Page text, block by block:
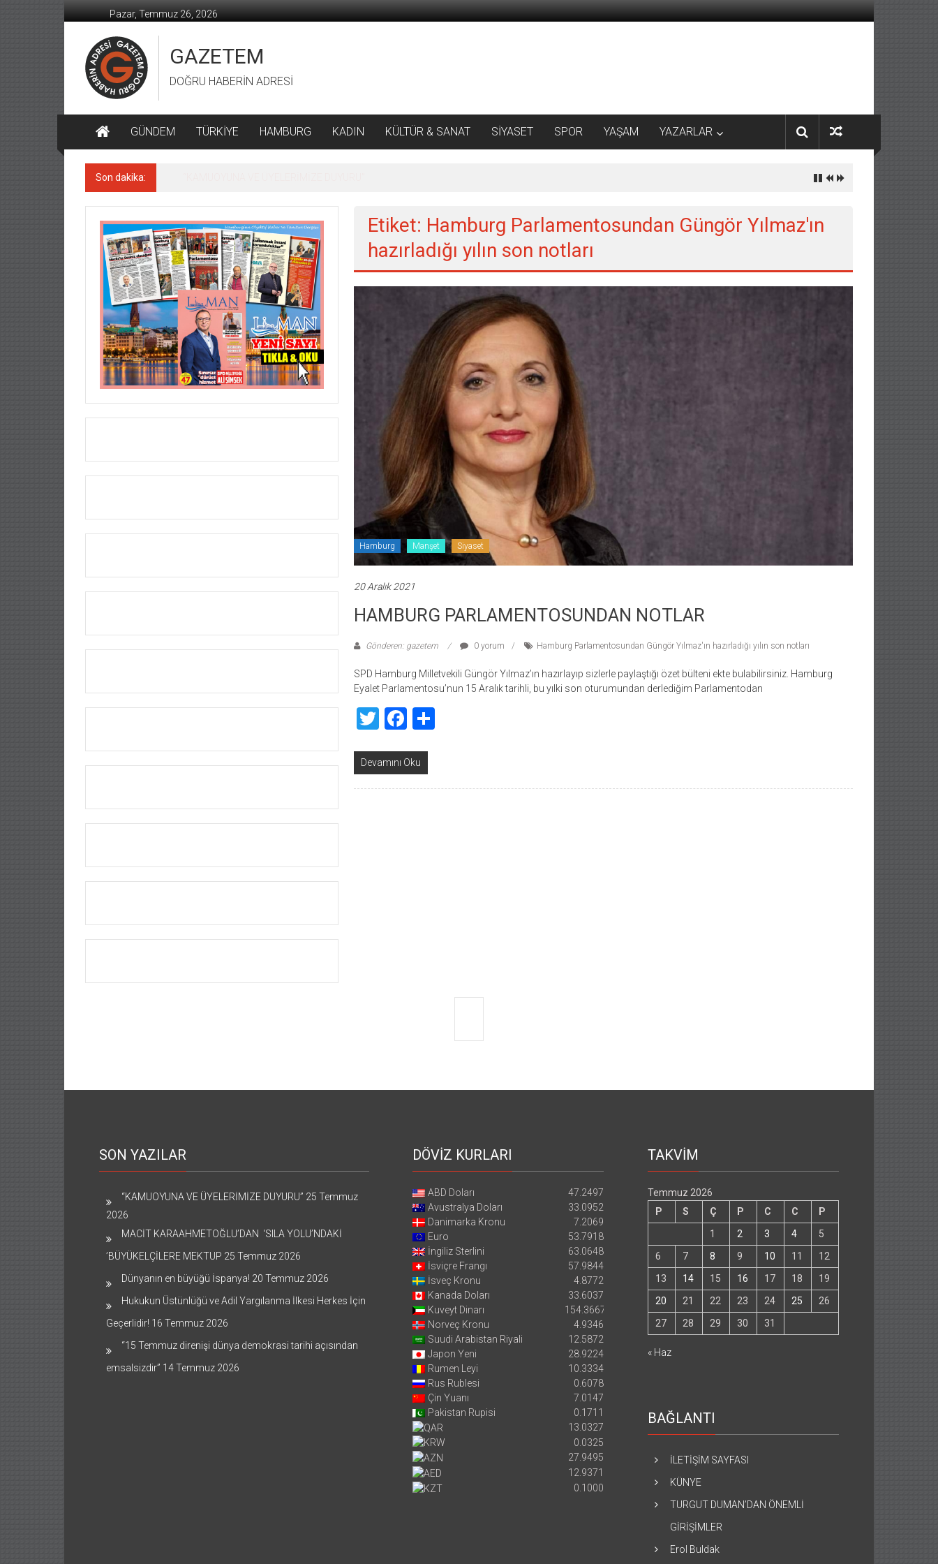
geç
Pazar, Temmuz 26, 2026
GAZETEM
DOĞRU HABERİN ADRESİ
GÜNDEM TÜRKİYE HAMBURG KADIN KÜLTÜR & SANAT SİYASET SPOR YAŞAM YAZARLAR
Son dakika:
Etiket: Hamburg Parlamentosundan Güngör Yılmaz'ın
hazırladığı yılın son notları
Hamburg Manşet Siyaset
20 Aralık 2021
HAMBURG PARLAMENTOSUNDAN NOTLAR
Gönderen: gazetem 0 yorum Hamburg Parlamentosundan Güngör Yılmaz'ın hazırladığı yılın son notları
SPD Hamburg Milletvekili Güngör Yılmaz’ın hazırlayıp sizlerle paylaştığı özet bülteni ekte bulabilirsiniz. Hamburg
Eyalet Parlamentosu’nun 15 Aralık tarihli, bu yılki son oturumundan derlediğim Parlamentodan
TwitterFacebook
Devamını Oku
SON YAZILAR
“KAMUOYUNA VE ÜYELERİMİZE DUYURU” 25 Temmuz
2026
MACİT KARAAHMETOĞLU’DAN ‘SILA YOLU’NDAKİ
’BÜYÜKELÇİLERE MEKTUP 25 Temmuz 2026
Dünyanın en büyüğü İspanya! 20 Temmuz 2026
Hukukun Üstünlüğü ve Adil Yargılanma İlkesi Herkes İçin
Geçerlidir! 16 Temmuz 2026
“15 Temmuz direnişi dünya demokrasi tarihi açısından
emsalsizdir” 14 Temmuz 2026
DÖVİZ KURLARI
ABD Doları
47.2497
Avustralya Doları
33.0952
Danimarka Kronu
7.2069
Euro
53.7918
İngiliz Sterlini
63.0648
İsviçre Frangı
57.9844
İsveç Kronu
4.8772
Kanada Doları
33.6037
Kuveyt Dinarı
154.3667
Norveç Kronu
4.9346
Suudi Arabistan Riyali
12.5872
Japon Yeni
28.9224
Rumen Leyi
10.3334
Rus Rublesi
0.6078
Çin Yuanı
7.0147
Pakistan Rupisi
0.1711
13.0327
0.0325
27.9495
12.9371
0.1000
TAKVİM
Temmuz 2026
P
S Ç P C C
P
1
2 3 4
5
6
7 8 9 10 11
12
13
14 15 16 17 18
19
20
21 22 23 24 25
26
27
28 29 30 31
« Haz
BAĞLANTI
İLETİŞİM SAYFASI
KÜNYE
TURGUT DUMAN’DAN ÖNEMLİ
GİRİŞİMLER
Erol Buldak